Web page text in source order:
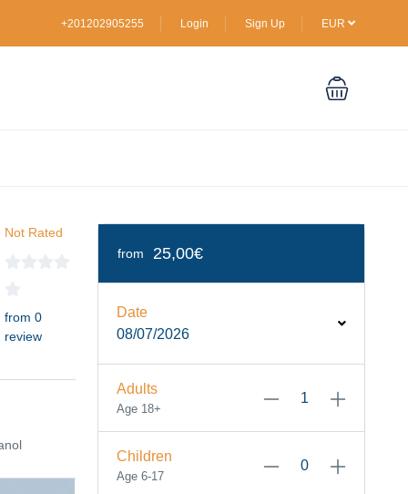
+201202905255 Login Sign Up EUR
Not Rated
from 0
review
from 25,00€
Date
08/07/2026
Adults
Age 18+
Children
Age 6-17